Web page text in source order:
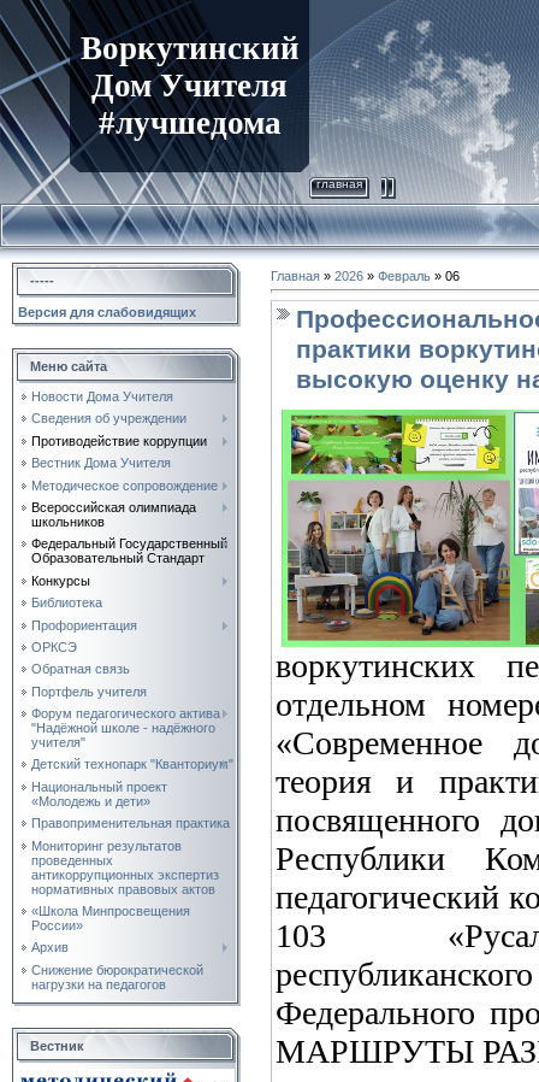
Воркутинский
Дом Учителя
#лучшедома
главная
-----
Версия для слабовидящих
Меню сайта
Новости Дома Учителя
Сведения об учреждении
Противодействие коррупции
Вестник Дома Учителя
Методическое сопровождение
Всероссийская олимпиада
школьников
Федеральный Государственный
Образовательный Стандарт
Конкурсы
Библиотека
Профориентация
ОРКСЭ
Обратная связь
Портфель учителя
Форум педагогического актива
"Надёжной школе - надёжного
учителя"
Детский технопарк "Кванториум"
Национальный проект
«Молодежь и дети»
Правоприменительная практика
Мониторинг результатов
проведенных
антикоррупционных экспертиз
нормативных правовых актов
«Школа Минпросвещения
России»
Архив
Снижение бюрократической
нагрузки на педагогов
Вестник
Главная » 2026 » Февраль » 06
практики
высокую оценку
воркутинских
отдельном
«Современное
теория и
посвященного
Республики
педагогический
103
Федерального
МАРШРУТЫ